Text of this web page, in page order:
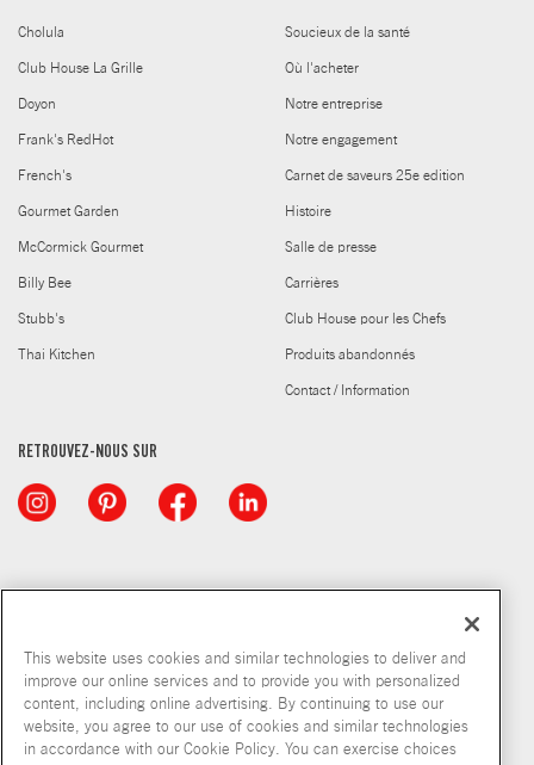
Cholula
Club House La Grille
Doyon
Frank's RedHot
French's
Gourmet Garden
McCormick Gourmet
Billy Bee
Stubb's
Thai Kitchen
Soucieux de la santé
Où l'acheter
Notre entreprise
Notre engagement
Carnet de saveurs 25e edition
Histoire
Salle de presse
Carrières
Club House pour les Chefs
Produits abandonnés
Contact / Information
RETROUVEZ-NOUS SUR
© McCormick & Company, Inc. 2026
This website uses cookies and similar technologies to deliver and
improve our online services and to provide you with personalized
content, including online advertising. By continuing to use our
website, you agree to our use of cookies and similar technologies
in accordance with our Cookie Policy. You can exercise choices